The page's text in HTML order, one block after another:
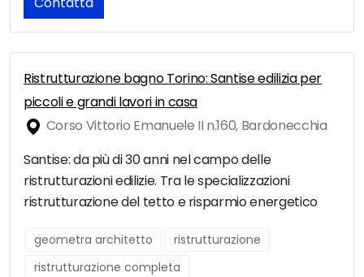
Ristrutturazione bagno Torino: Santise edilizia per
piccoli e grandi lavori in casa
Corso Vittorio Emanuele II n.160, Bardonecchia
Santise: da più di 30 anni nel campo delle
ristrutturazioni edilizie. Tra le specializzazioni
ristrutturazione del tetto e risparmio energetico
geometra architetto
ristrutturazione
ristrutturazione completa